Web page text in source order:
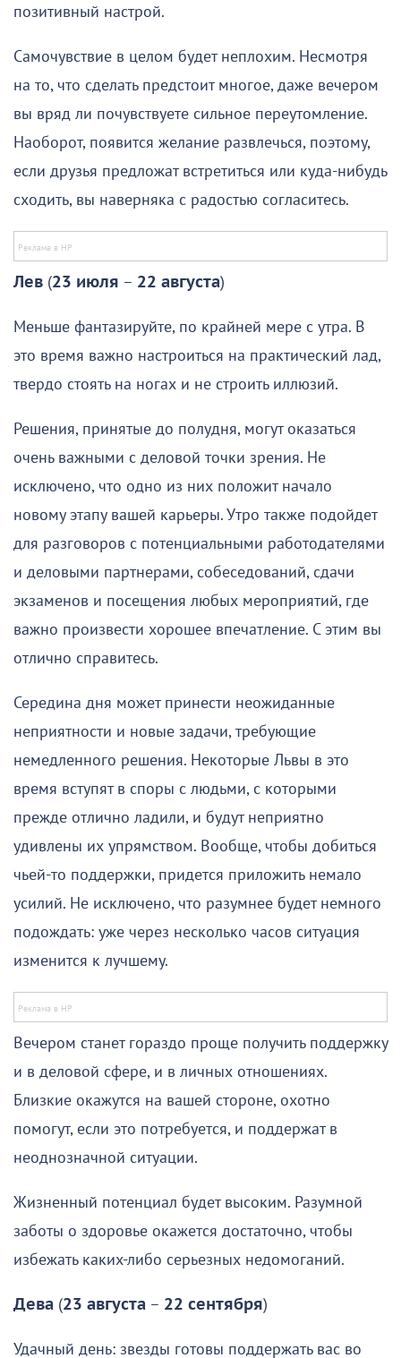
позитивный настрой.
Самочувствие в целом будет неплохим. Несмотря
на то, что сделать предстоит многое, даже вечером
вы вряд ли почувствуете сильное переутомление.
Наоборот, появится желание развлечься, поэтому,
если друзья предложат встретиться или куда-нибудь
сходить, вы наверняка с радостью согласитесь.
Лев (23 июля – 22 августа)
Меньше фантазируйте, по крайней мере с утра. В
это время важно настроиться на практический лад,
твердо стоять на ногах и не строить иллюзий.
Решения, принятые до полудня, могут оказаться
очень важными с деловой точки зрения. Не
исключено, что одно из них положит начало
новому этапу вашей карьеры. Утро также подойдет
для разговоров с потенциальными работодателями
и деловыми партнерами, собеседований, сдачи
экзаменов и посещения любых мероприятий, где
важно произвести хорошее впечатление. С этим вы
отлично справитесь.
Середина дня может принести неожиданные
неприятности и новые задачи, требующие
немедленного решения. Некоторые Львы в это
время вступят в споры с людьми, с которыми
прежде отлично ладили, и будут неприятно
удивлены их упрямством. Вообще, чтобы добиться
чьей-то поддержки, придется приложить немало
усилий. Не исключено, что разумнее будет немного
подождать: уже через несколько часов ситуация
изменится к лучшему.
Вечером станет гораздо проще получить поддержку
и в деловой сфере, и в личных отношениях.
Близкие окажутся на вашей стороне, охотно
помогут, если это потребуется, и поддержат в
неоднозначной ситуации.
Жизненный потенциал будет высоким. Разумной
заботы о здоровье окажется достаточно, чтобы
избежать каких-либо серьезных недомоганий.
Дева (23 августа – 22 сентября)
Удачный день: звезды готовы поддержать вас во